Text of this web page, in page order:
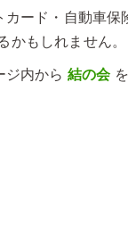
カード・自動車保
かもしれません。
ジ内から 結の会 を